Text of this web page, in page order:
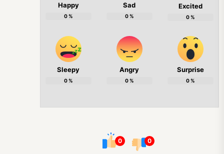
Happy
0%
Sad
0%
Excited
0%
Sleepy
0%
Angry
0%
Surprise
0%
0 0